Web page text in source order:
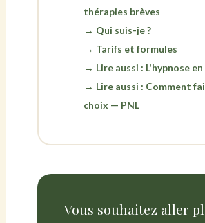
thérapies brèves
Qui suis-je ?
Tarifs et formules
Lire aussi : L'hypnose
Lire aussi : Comment
choix — PNL
Vous souhaitez aller